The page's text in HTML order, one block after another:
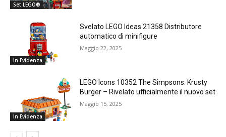
Set LEGO®
In Evidenza
Svelato LEGO Ideas 21358 Distributore
automatico di minifigure
Maggio 22, 2025
In Evidenza
LEGO Icons 10352 The Simpsons: Krusty
Burger – Rivelato ufficialmente il nuovo set
Maggio 15, 2025